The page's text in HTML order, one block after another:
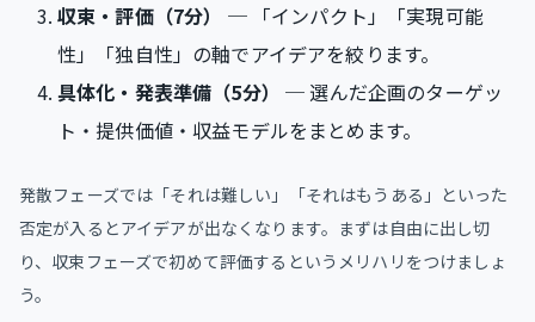
収束・評価（7分）
─ 「インパクト」「実現可能
性」「独自性」の軸でアイデアを絞ります。
具体化・発表準備（5分）
─ 選んだ企画のターゲッ
ト・提供価値・収益モデルをまとめます。
発散フェーズでは「それは難しい」「それはもうある」といった
否定が入るとアイデアが出なくなります。まずは自由に出し切
り、収束フェーズで初めて評価するというメリハリをつけましょ
う。